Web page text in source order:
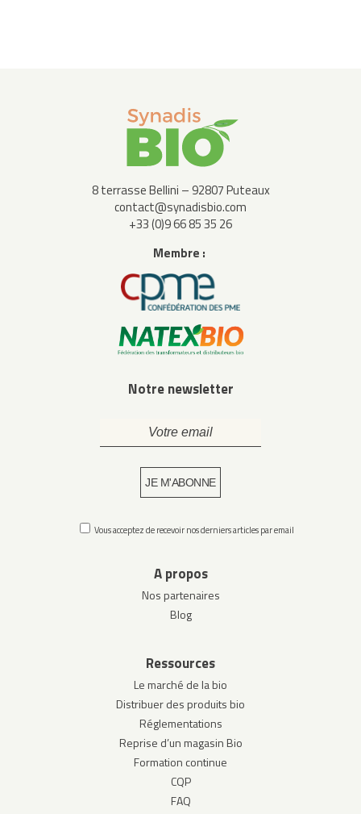
8 terrasse Bellini – 92807 Puteaux
contact@synadisbio.com
+33 (0)9 66 85 35 26
Membre :
Notre newsletter
Vous acceptez de recevoir nos derniers articles par email
A propos
Nos partenaires
Blog
Ressources
Le marché de la bio
Distribuer des produits bio
Réglementations
Reprise d’un magasin Bio
Formation continue
CQP
FAQ